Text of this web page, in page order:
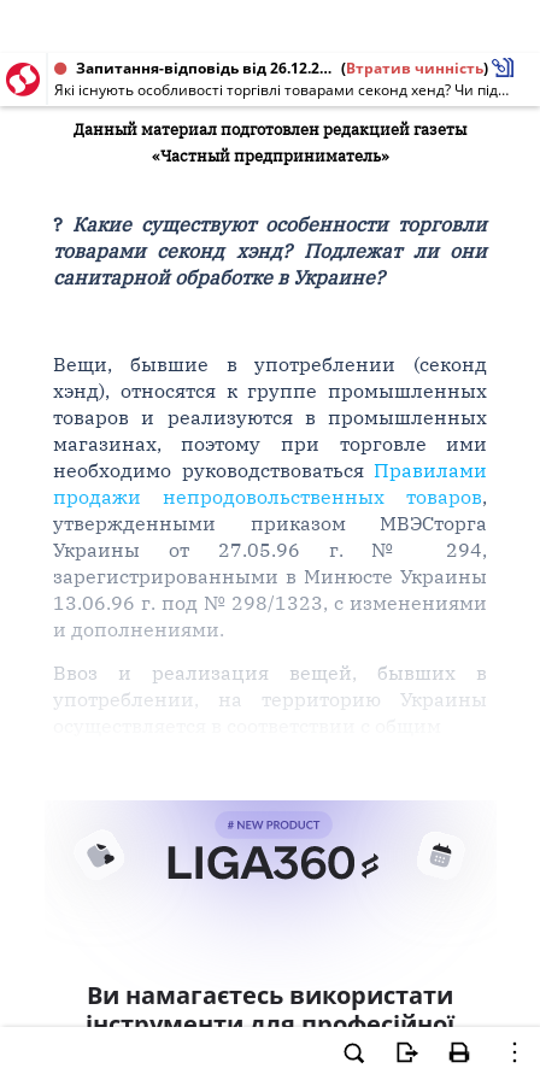
Запитання-відповідь від 26.12.2002 (Втратив чинність)
Які існують особливості торгівлі товарами секонд хенд? Чи підлягають вони санітарній обробці в Україні?
Данный материал подготовлен редакцией газеты
«Частный предприниматель»
? Какие существуют особенности торговли
товарами секонд хэнд? Подлежат ли они
санитарной обработке в Украине?
Вещи, бывшие в употреблении (секонд
хэнд), относятся к группе промышленных
товаров и реализуются в промышленных
магазинах, поэтому при торговле ими
необходимо руководствоватьсяПравилами
продажи непродовольственных товаров,
утвержденными приказом МВЭСторга
Украины от 27.05.96 г. № 294,
зарегистрированными в Минюсте Украины
13.06.96 г. под № 298/1323, с изменениями
и дополнениями.
Ввоз и реализация вещей, бывших в
употреблении, на территорию Украины
Ви намагаєтесь використати
інструменти для професійної
роботи з документом.